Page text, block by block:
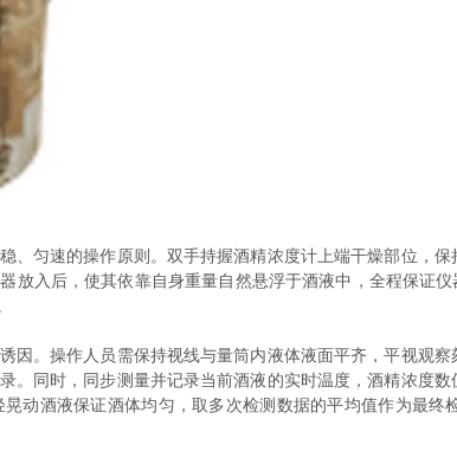
匀速的操作原则。双手持握酒精浓度计上端干燥部位，
放入后，使其依靠自身重量自然悬浮于酒液中，全程保证
。操作人员需保持视线与量筒内液体液面平齐，平视观
。同时，同步测量并记录当前酒液的实时温度，酒精浓度
动酒液保证酒体均匀，取多次检测数据的平均值作为最